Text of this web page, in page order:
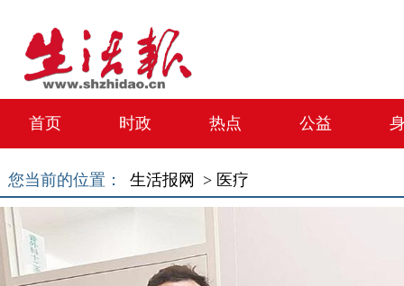
首页 时政 热点 公益
您当前的位置： 生活报网 > 医疗